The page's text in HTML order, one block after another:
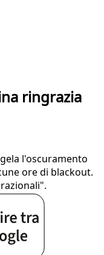
ringrazia
l'oscuramento
ore di blackout.